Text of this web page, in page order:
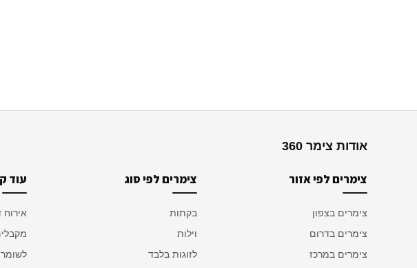
אודות צימר 360
צימרים לפי אזור
צימרים בצפון
צימרים בדרום
צימרים במרכז
צימרים לפי סוג
בקתות
וילות
לזוגות בלבד
עוד
אירוח